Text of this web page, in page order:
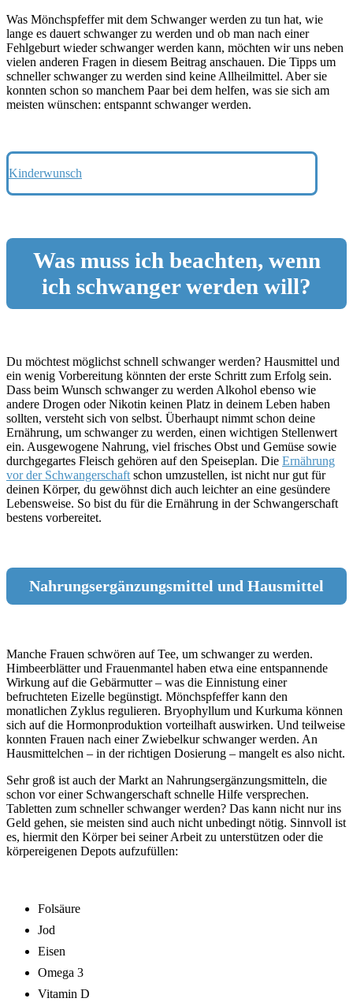
Was Mönchspfeffer mit dem Schwanger werden zu tun hat, wie
lange es dauert schwanger zu werden und ob man nach einer
Fehlgeburt wieder schwanger werden kann, möchten wir uns neben
vielen anderen Fragen in diesem Beitrag anschauen. Die Tipps um
schneller schwanger zu werden sind keine Allheilmittel. Aber sie
konnten schon so manchem Paar bei dem helfen, was sie sich am
meisten wünschen: entspannt schwanger werden.
Kinderwunsch
Was muss ich beachten, wenn
ich schwanger werden will?
Du möchtest möglichst schnell schwanger werden? Hausmittel und
ein wenig Vorbereitung könnten der erste Schritt zum Erfolg sein.
Dass beim Wunsch schwanger zu werden Alkohol ebenso wie
andere Drogen oder Nikotin keinen Platz in deinem Leben haben
sollten, versteht sich von selbst. Überhaupt nimmt schon deine
Ernährung, um schwanger zu werden, einen wichtigen Stellenwert
ein. Ausgewogene Nahrung, viel frisches Obst und Gemüse sowie
durchgegartes Fleisch gehören auf den Speiseplan. Die Ernährung
vor der Schwangerschaft schon umzustellen, ist nicht nur gut für
deinen Körper, du gewöhnst dich auch leichter an eine gesündere
Lebensweise. So bist du für die Ernährung in der Schwangerschaft
bestens vorbereitet.
Nahrungsergänzungsmittel und Hausmittel
Manche Frauen schwören auf Tee, um schwanger zu werden.
Himbeerblätter und Frauenmantel haben etwa eine entspannende
Wirkung auf die Gebärmutter – was die Einnistung einer
befruchteten Eizelle begünstigt. Mönchspfeffer kann den
monatlichen Zyklus regulieren. Bryophyllum und Kurkuma können
sich auf die Hormonproduktion vorteilhaft auswirken. Und teilweise
konnten Frauen nach einer Zwiebelkur schwanger werden. An
Hausmittelchen – in der richtigen Dosierung – mangelt es also nicht.
Sehr groß ist auch der Markt an Nahrungsergänzungsmitteln, die
schon vor einer Schwangerschaft schnelle Hilfe versprechen.
Tabletten zum schneller schwanger werden? Das kann nicht nur ins
Geld gehen, sie meisten sind auch nicht unbedingt nötig. Sinnvoll ist
es, hiermit den Körper bei seiner Arbeit zu unterstützen oder die
körpereigenen Depots aufzufüllen:
Folsäure
Jod
Eisen
Omega 3
Vitamin D